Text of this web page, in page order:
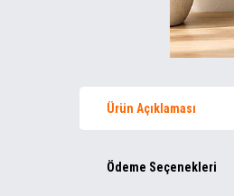
Ürün Açıklaması
Ödeme Seçenekleri